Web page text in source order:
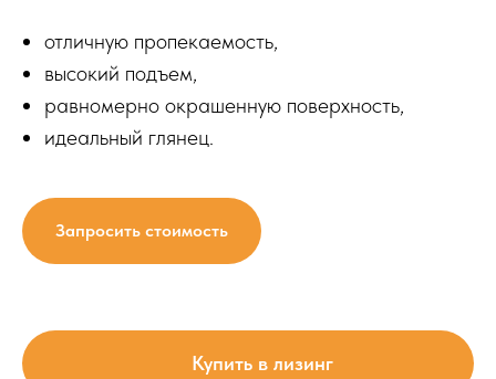
отличную пропекаемость,
высокий подъем,
равномерно окрашенную поверхность,
идеальный глянец.
Запросить стоимость
Купить в лизинг